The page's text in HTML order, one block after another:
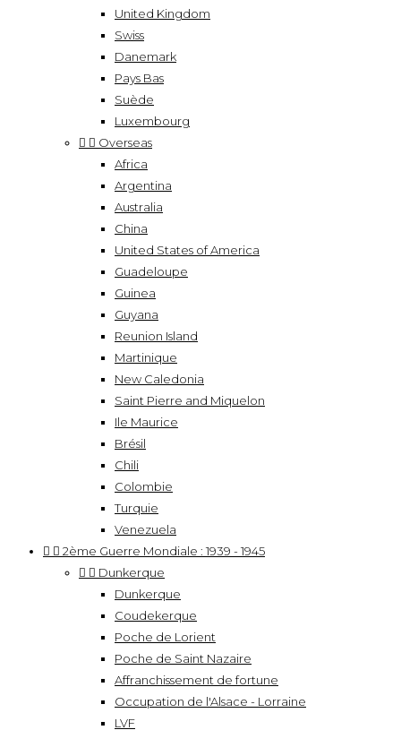
United Kingdom
Swiss
Danemark
Pays Bas
Suède
Luxembourg
  Overseas
Africa
Argentina
Australia
China
United States of America
Guadeloupe
Guinea
Guyana
Reunion Island
Martinique
New Caledonia
Saint Pierre and Miquelon
Ile Maurice
Brésil
Chili
Colombie
Turquie
Venezuela
  2ème Guerre Mondiale : 1939 - 1945
  Dunkerque
Dunkerque
Coudekerque
Poche de Lorient
Poche de Saint Nazaire
Affranchissement de fortune
Occupation de l'Alsace - Lorraine
LVF